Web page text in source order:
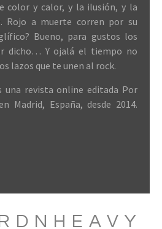
color y calor, y la ilusión, y la
Rojo a muerte corren por su
Bueno, para gustos los
dicho… Y ojalá el tiempo no
lazos que te unen al rock.
una revista online editada Por
Madrid, España, desde 2014.